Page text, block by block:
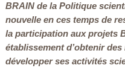
BRAIN de la Politique
nouvelle en ces temps de
la participation aux projets
établissement d’obtenir
développer ses activités